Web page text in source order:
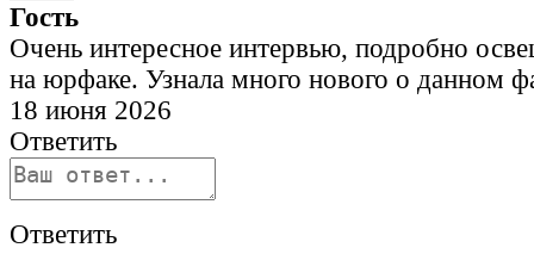
Гость
Очень интересное интервью, подробно
на юрфаке. Узнала много нового о данном
18 июня 2026
Ответить
Ответить